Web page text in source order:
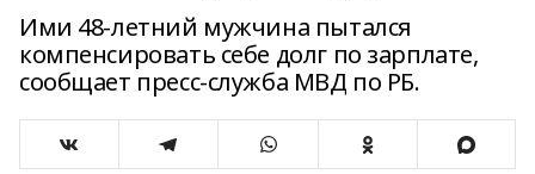
Ими 48-летний мужчина пытался
компенсировать себе долг по зарплате,
сообщает пресс-служба МВД по РБ.